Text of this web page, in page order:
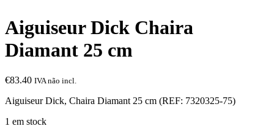
Aiguiseur Dick Chaira
Diamant 25 cm
€83.40 IVA não incl.
Aiguiseur Dick, Chaira Diamant 25 cm (REF: 7320325-75)
1 em stock